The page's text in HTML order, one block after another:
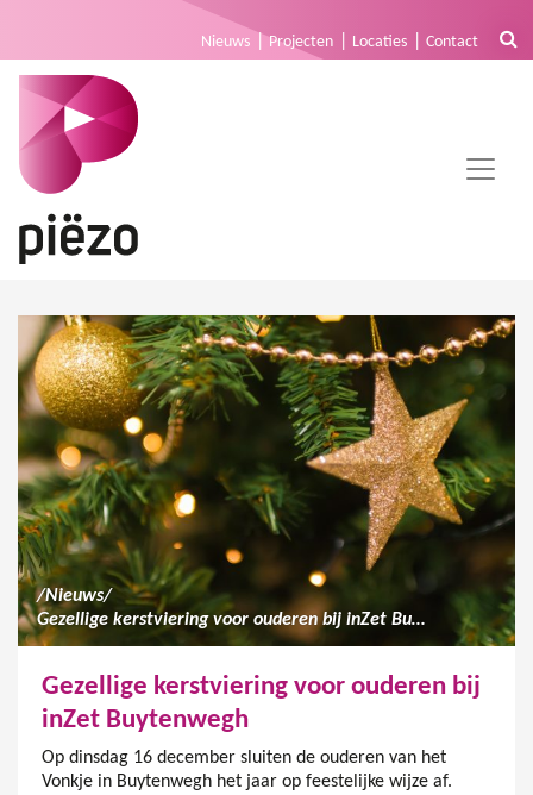
Nieuws Projecten Locaties Contact
/Nieuws/
Gezellige kerstviering voor ouderen bij inZet Buytenwegh
Gezellige kerstviering voor ouderen bij
inZet Buytenwegh
Op dinsdag 16 december sluiten de ouderen van het
Vonkje in Buytenwegh het jaar op feestelijke wijze af.